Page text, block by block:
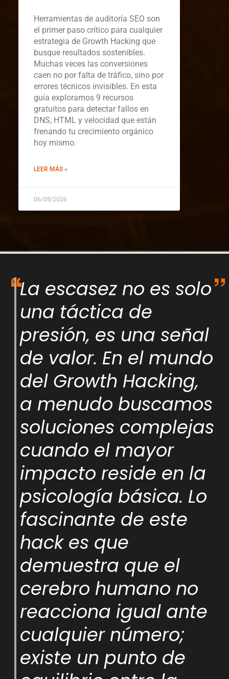
Herramientas de auditoría SEO son
el primer paso crítico para cualquier
estrategia de Growth Hacking que
busque resultados sostenibles.
Muchas veces las conversiones
caen no por falta de tráfico, sino por
errores técnicos invisibles. En esta
guía exploramos 9 recursos
gratuitos para detectar fallos en
DNS, HTML y velocidad que están
frenando tu crecimiento orgánico
hoy mismo.
LEER MÁS »
06/05/2026
La escasez no es solo
una táctica de
presión, es una señal
de valor. En el mundo
del Growth Hacking,
a menudo buscamos
soluciones complejas
cuando el mayor
impacto reside en la
psicología básica. Lo
fascinante de este
hack es que
demuestra que el
cerebro humano no
reacciona igual ante
cualquier número;
existe un punto de